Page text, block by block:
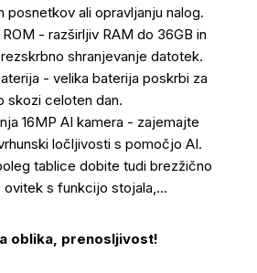
posnetkov ali opravljanju nalog.
- razširljiv RAM do 36GB in
shranjevanje datotek.
- velika baterija poskrbi za
skozi celoten dan.
16MP AI kamera - zajemajte
ločljivosti s pomočjo AI.
tablice dobite tudi brezžično
s funkcijo stojala,...
oblika, prenosljivost!